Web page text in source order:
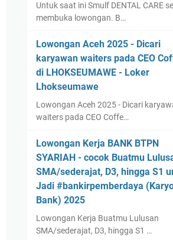
Untuk saat ini Smulf DENTAL CARE
membuka lowongan. B…
Lowongan Aceh 2025 - Dicari
karyawan waiters pada CEO
di LHOKSEUMAWE - Loker
Lhokseumawe
Lowongan Aceh 2025 - Dicari
waiters pada CEO Coffe…
Lowongan Kerja BANK BTPN
SYARIAH - cocok Buatmu
SMA/sederajat, D3, hingga S1
Jadi #bankirpemberdaya
Bank) 2025
Lowongan Kerja Buatmu Lulusan
SMA/sederajat, D3, hingga S1 …